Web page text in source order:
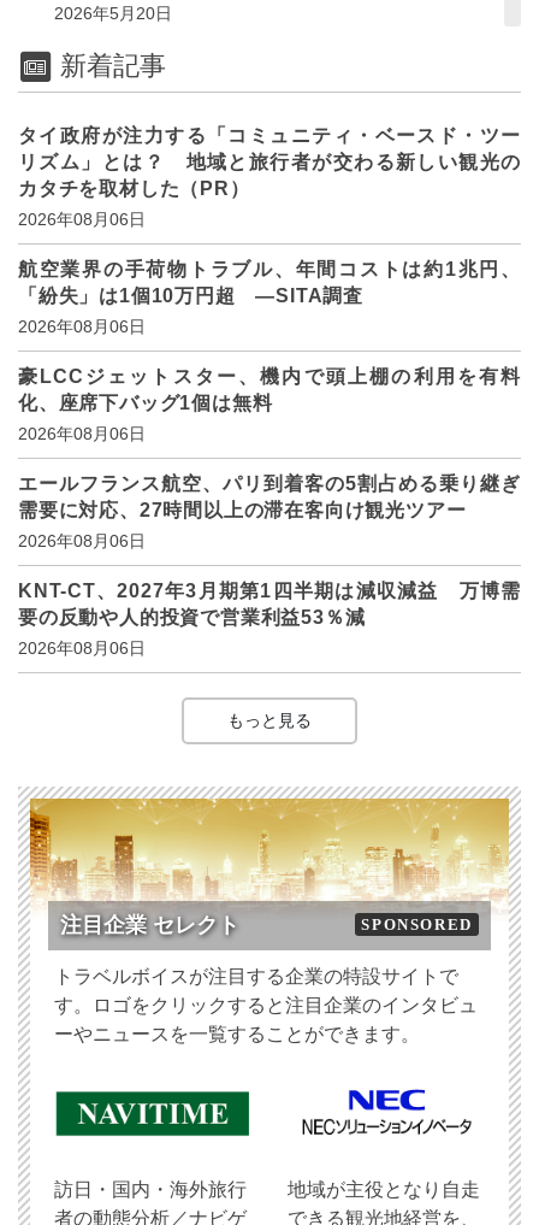
2026年5月20日
新着記事
タイ政府が注力する「コミュニティ・ベースド・ツー
リズム」とは？ 地域と旅行者が交わる新しい観光の
カタチを取材した（PR）
2026年08月06日
航空業界の手荷物トラブル、年間コストは約1兆円、
「紛失」は1個10万円超 ―SITA調査
2026年08月06日
豪LCCジェットスター、機内で頭上棚の利用を有料
化、座席下バッグ1個は無料
2026年08月06日
エールフランス航空、パリ到着客の5割占める乗り継ぎ
需要に対応、27時間以上の滞在客向け観光ツアー
2026年08月06日
KNT-CT、2027年3月期第1四半期は減収減益 万博需
要の反動や人的投資で営業利益53％減
2026年08月06日
もっと見る
注目企業 セレクト SPONSORED
トラベルボイスが注目する企業の特設サイトで
す。ロゴをクリックすると注目企業のインタビュ
ーやニュースを一覧することができます。
訪日・国内・海外旅行
者の動態分析／ナビゲ
地域が主役となり自走
できる観光地経営を、